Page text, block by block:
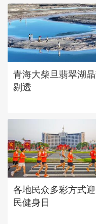
“大地指纹”奏响夏
章
青海大柴旦翡翠湖
剔透
各地民众多彩方式
民健身日